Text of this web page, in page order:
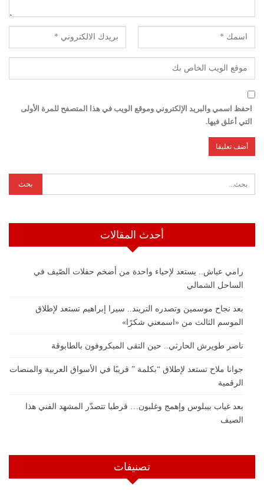
احفظ اسمي والبريد الإلكتروني وموقع الويب في هذا المتصفح للمرة الأولى
التي أعلق فيها.
أحدث المقالات
رامي عياش.. يستعد لإحياء واحدة من أضخم حفلات الصّيف في
الساحل الشمالي
بعد نجاح موسمين وتصدره التريند.. سيرا إبراهيم تستعد لإطلاق
الموسم الثالث من «اسمعني شكرًا»
ناصر طويرش الحارثي.. حين التقى الميكروفون بالطابوقة
جوانا ملاح تستعد لإطلاق “بكلمة ” قريبًا في الأسواق العربية والمنصات
الرقمية
بعد غياب بيبلوس وإهمج وغلبون… قرطبا تتصدّر المشهد الفني هذا
الصيف
تصنيفات